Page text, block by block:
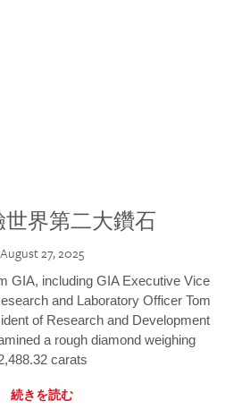
世界第二大鑽石
August 27, 2025
GIA, including GIA Executive Vice
and Laboratory Officer Tom
of Research and Development
a rough diamond weighing
carats
続きを読む